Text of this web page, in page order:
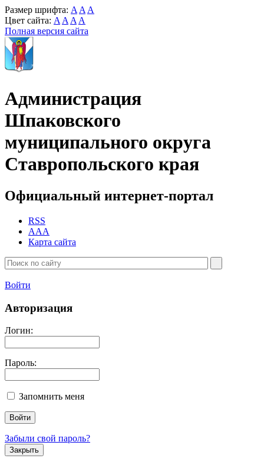
Размер шрифта: A A A
Цвет сайта: A A A A
Полная версия сайта
Администрация
Шпаковского
муниципального округа
Ставропольского края
Официальный интернет-портал
RSS
AAA
Карта сайта
Войти
Авторизация
Логин:
Пароль:
Запомнить меня
Забыли свой пароль?
Закрыть